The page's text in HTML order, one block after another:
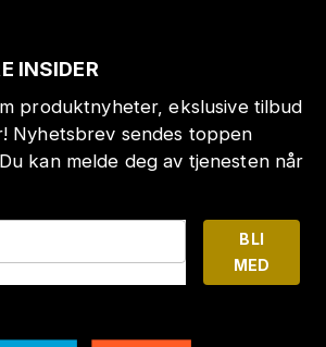
INSIDER
produktnyheter, ekslusive tilbud
Nyhetsbrev sendes toppen
kan melde deg av tjenesten når
BLI
MED